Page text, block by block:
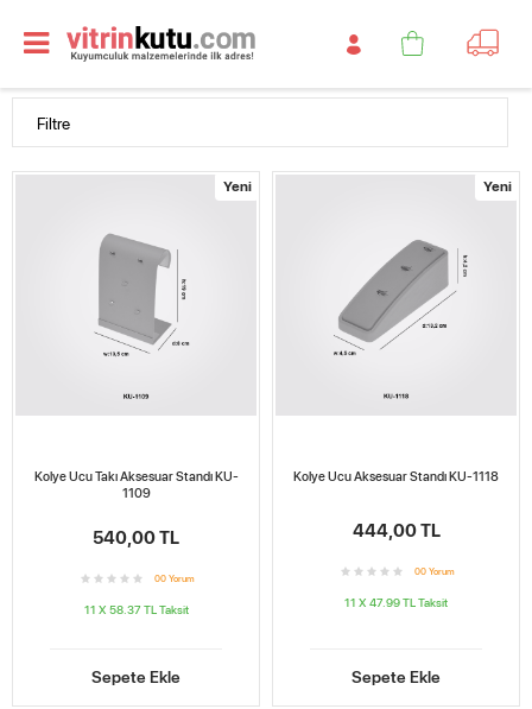
Filtre
Yeni
Kolye Ucu Takı Aksesuar Standı KU-
1109
540,00 TL
00 Yorum
11 X 58.37 TL Taksit
Sepete Ekle
Yeni
Kolye Ucu Aksesuar Standı KU-1118
444,00 TL
00 Yorum
11 X 47.99 TL Taksit
Sepete Ekle